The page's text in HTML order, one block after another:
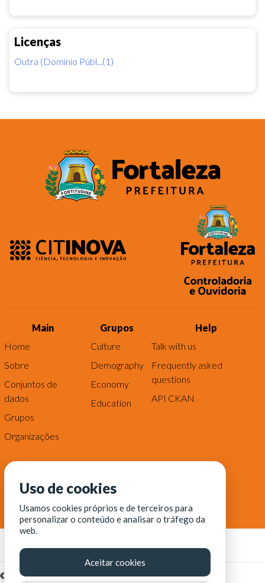
Licenças
Outra (Domínio Públ...(1)
Main
Home
Sobre
Conjuntos de
dados
Grupos
Organizações
Grupos
Culture
Demography
Economy
Education
Help
Talk with us
Frequently asked
questions
API CKAN
© Fortaleza Digital || CITINOVA - Fundação de Ciência,
Uso de cookies
Usamos cookies próprios e de terceiros para
personalizar o conteúdo e analisar o tráfego da
web.
Aceitar cookies